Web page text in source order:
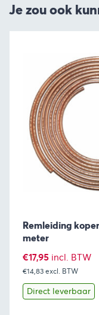
Je zou ook
Remleiding
meter
€17,95 incl. BTW
€14,83 excl. BTW
Direct leverbaar